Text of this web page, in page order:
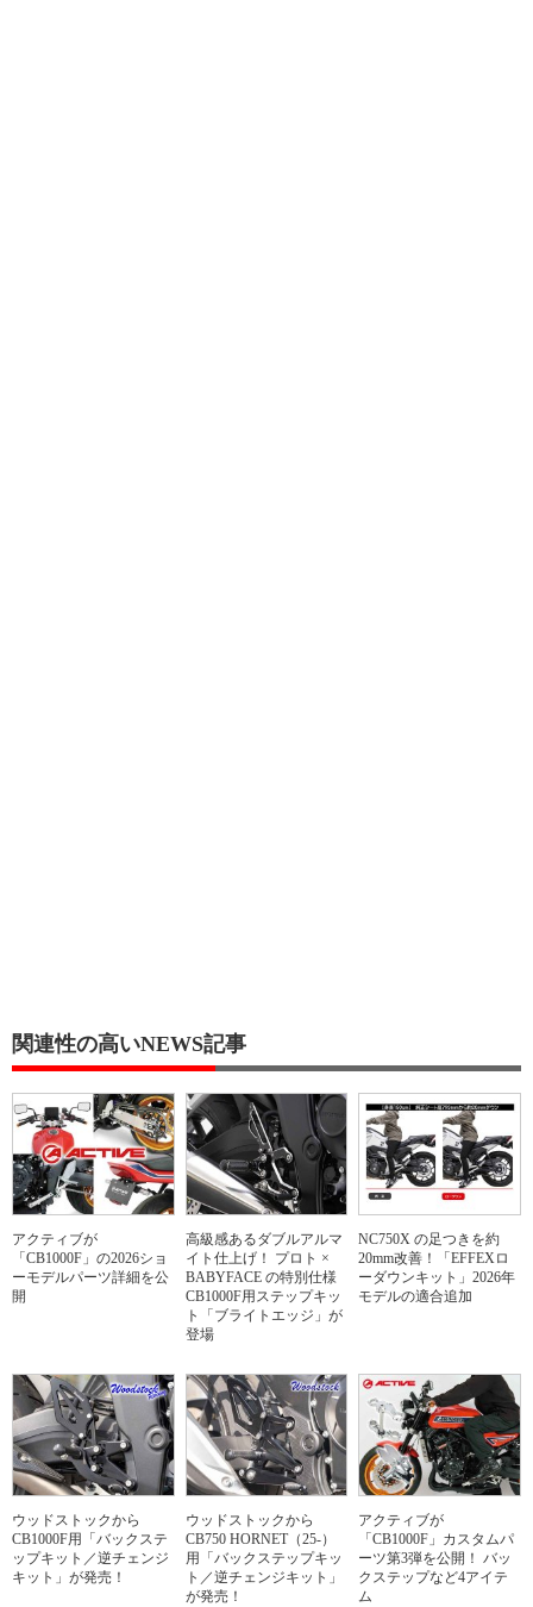
関連性の高いNEWS記事
アクティブが
「CB1000F」の2026ショ
ーモデルパーツ詳細を公
開
高級感あるダブルアルマ
イト仕上げ！ プロト ×
BABYFACE の特別仕様
CB1000F用ステップキッ
ト「ブライトエッジ」が
登場
NC750X の足つきを約
20mm改善！「EFFEXロ
ーダウンキット」2026年
モデルの適合追加
ウッドストックから
CB1000F用「バックステ
ップキット／逆チェンジ
キット」が発売！
ウッドストックから
CB750 HORNET（25-）
用「バックステップキッ
ト／逆チェンジキット」
が発売！
アクティブが
「CB1000F」カスタムパ
ーツ第3弾を公開！ バッ
クステップなど4アイテ
ム